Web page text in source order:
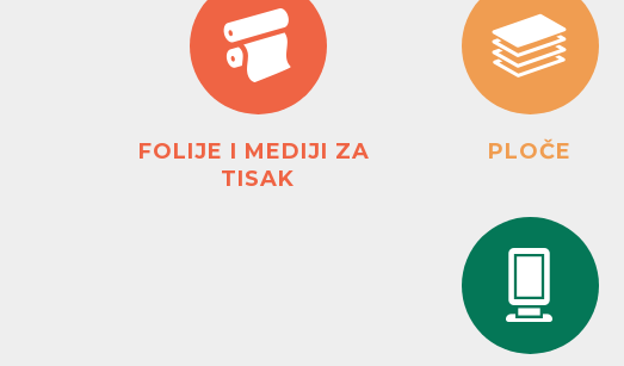
FOLIJE I MEDIJI ZA
TISAK
PLOČE